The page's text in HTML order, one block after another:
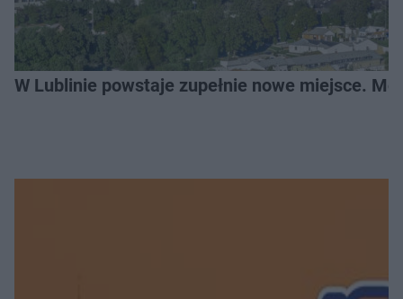
W Lublinie powstaje zupełnie nowe miejsce.